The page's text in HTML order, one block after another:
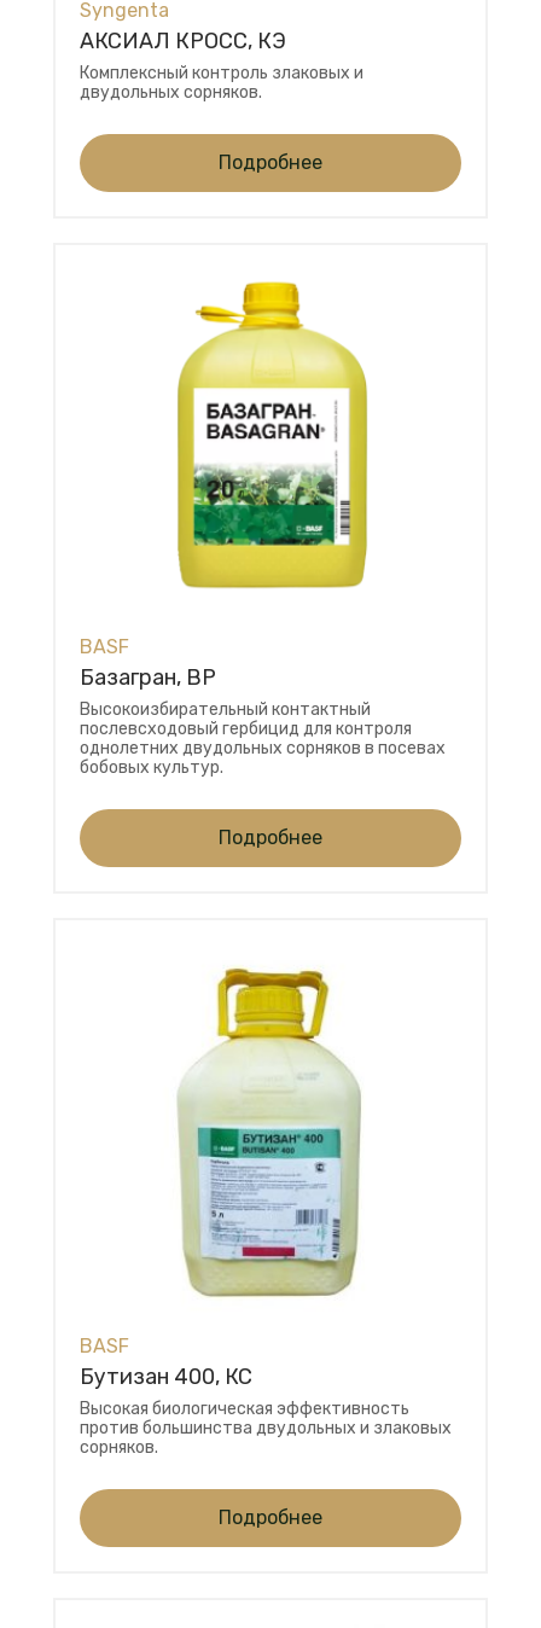
Syngenta
АКСИАЛ КРОСС, КЭ
Комплексный контроль злаковых и
двудольных сорняков.
Подробнее
BASF
Базагран, ВР
Высокоизбирательный контактный
послевсходовый гербицид для контроля
однолетних двудольных сорняков в посевах
бобовых культур.
Подробнее
BASF
Бутизан 400, КС
Высокая биологическая эффективность
против большинства двудольных и злаковых
сорняков.
Подробнее